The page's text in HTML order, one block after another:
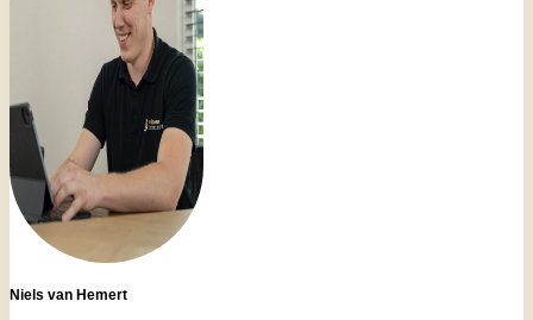
Niels van Hemert